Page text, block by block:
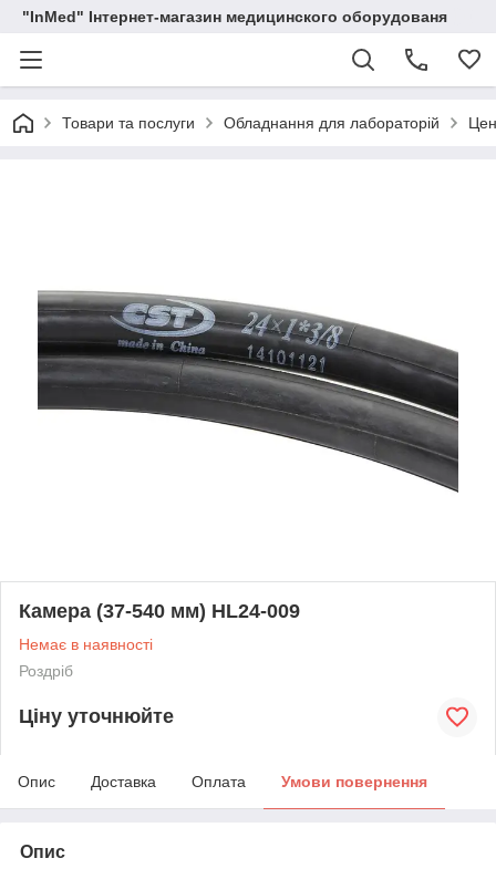
"InMed" Інтернет-магазин медицинского оборудованя
Товари та послуги Обладнання для лабораторій
Камера (37-540 мм) HL24-009
Немає в наявності
Роздріб
Ціну уточнюйте
Опис Доставка Оплата Умови повернення
Опис